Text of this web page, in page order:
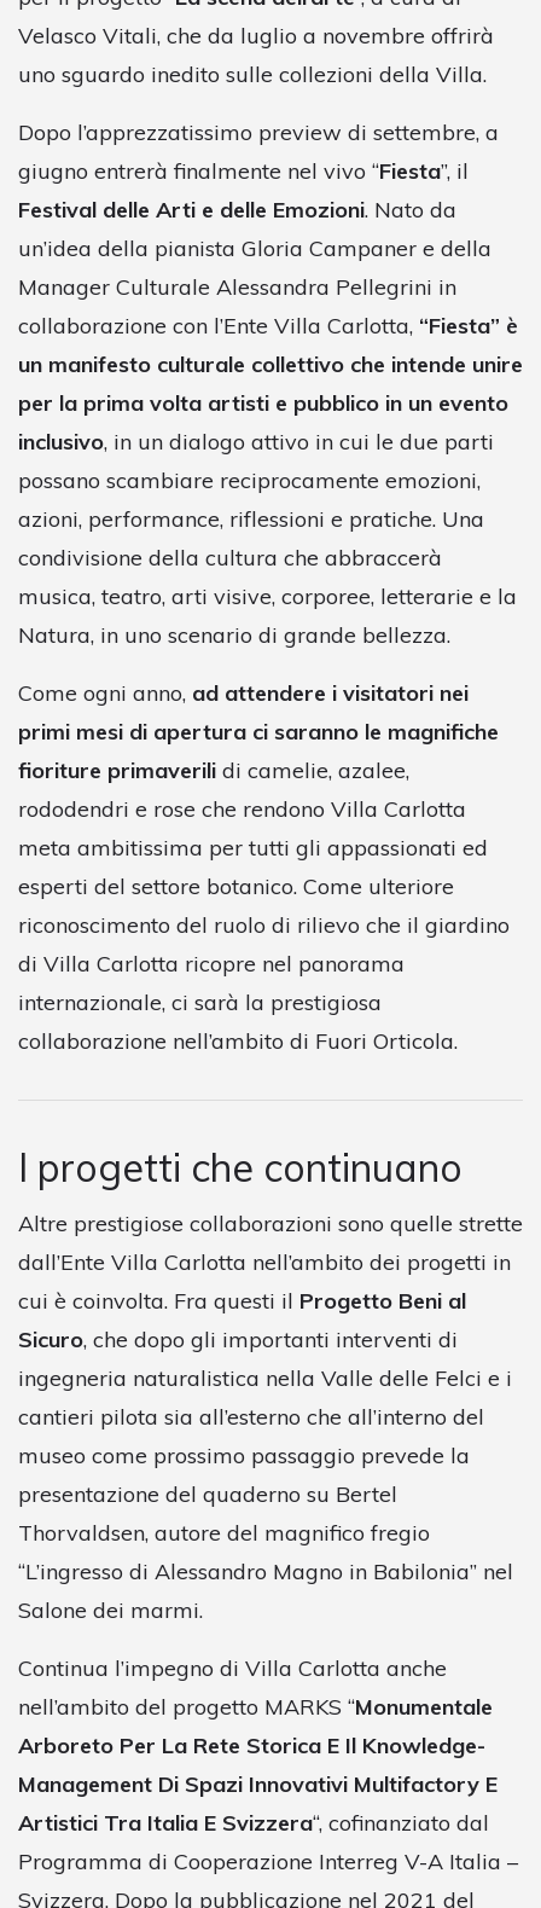
Velasco Vitali, che da luglio a novembre offrirà
uno sguardo inedito sulle collezioni della Villa.
Dopo l’apprezzatissimo preview di settembre, a
giugno entrerà finalmente nel vivo “Fiesta”, il
Festival delle Arti e delle Emozioni. Nato da
un’idea della pianista Gloria Campaner e della
Manager Culturale Alessandra Pellegrini in
collaborazione con l’Ente Villa Carlotta, “Fiesta” è
un manifesto culturale collettivo che intende unire
per la prima volta artisti e pubblico in un evento
inclusivo, in un dialogo attivo in cui le due parti
possano scambiare reciprocamente emozioni,
azioni, performance, riflessioni e pratiche. Una
condivisione della cultura che abbraccerà
musica, teatro, arti visive, corporee, letterarie e la
Natura, in uno scenario di grande bellezza.
Come ogni anno, ad attendere i visitatori nei
primi mesi di apertura ci saranno le magnifiche
fioriture primaverili di camelie, azalee,
rododendri e rose che rendono Villa Carlotta
meta ambitissima per tutti gli appassionati ed
esperti del settore botanico. Come ulteriore
riconoscimento del ruolo di rilievo che il giardino
di Villa Carlotta ricopre nel panorama
internazionale, ci sarà la prestigiosa
collaborazione nell’ambito di Fuori Orticola.
I progetti che continuano
Altre prestigiose collaborazioni sono quelle strette
dall’Ente Villa Carlotta nell’ambito dei progetti in
cui è coinvolta. Fra questi il Progetto Beni al
Sicuro, che dopo gli importanti interventi di
ingegneria naturalistica nella Valle delle Felci e i
cantieri pilota sia all’esterno che all’interno del
museo come prossimo passaggio prevede la
presentazione del quaderno su Bertel
Thorvaldsen, autore del magnifico fregio
“L’ingresso di Alessandro Magno in Babilonia” nel
Salone dei marmi.
Continua l’impegno di Villa Carlotta anche
nell’ambito del progetto MARKS “Monumentale
Arboreto Per La Rete Storica E Il Knowledge-
Management Di Spazi Innovativi Multifactory E
Artistici Tra Italia E Svizzera“, cofinanziato dal
Programma di Cooperazione Interreg V-A Italia –
Svizzera. Dopo la pubblicazione nel 2021 del